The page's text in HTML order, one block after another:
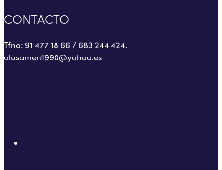
CONTACTO
Tfno: 91 477 18 66 / 683 244 424.
alusamen1990@yahoo.es